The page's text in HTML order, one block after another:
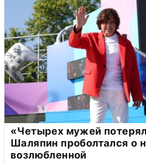
«Четырех мужей
Шаляпин проболтался о
возлюбленной